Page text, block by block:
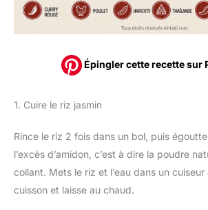
Épingler cette recette sur
1. Cuire le riz jasmin
Rince le riz 2 fois dans un bol, puis
l’excès d’amidon, c’est à dire la poudre
collant. Mets le riz et l’eau dans un cuiseur
cuisson et laisse au chaud.